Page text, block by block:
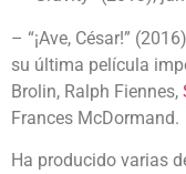
– “¡Ave, César!”
su última película
Brolin, Ralph Fiennes,
Frances McDormand.
Ha producido varias